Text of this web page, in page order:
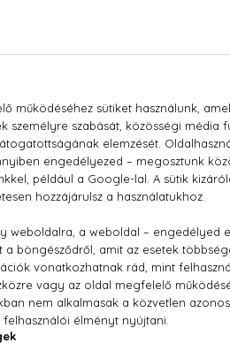
Peanut Latte Földimogyorós és
Spring Spirit Gyengéd ápoló
Christmas Cookies Gyömbéres és
Gingerbread Gyömbéres és